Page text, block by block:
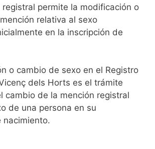
registral permite la modificación o
relativa al sexo
en la inscripción de
o cambio de sexo en el Registro
dels Horts es el trámite
cambio de la mención registral
de una persona en su
nacimiento.